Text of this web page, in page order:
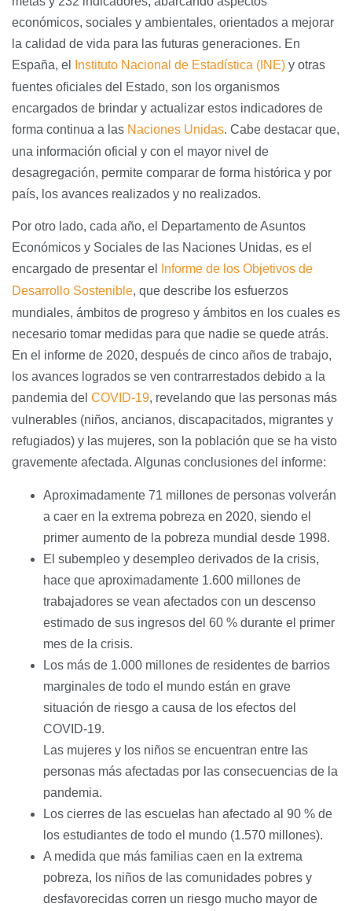
económicos, sociales y ambientales, orientados a mejorar
la calidad de vida para las futuras generaciones. En
España, el
Instituto Nacional de Estadística (INE) y otras
fuentes oficiales del Estado, son los organismos
encargados de brindar y actualizar estos indicadores de
forma continua a las Naciones Unidas. Cabe destacar que,
una información oficial y con el mayor nivel de
desagregación, permite comparar de forma histórica y por
país, los avances realizados y no realizados.
Por otro lado, cada año, el Departamento de Asuntos
Económicos y Sociales de las Naciones Unidas, es el
encargado de presentar el
Informe de los Objetivos de
Desarrollo Sostenible, que describe los esfuerzos
mundiales, ámbitos de progreso y ámbitos en los cuales es
necesario tomar medidas para que nadie se quede atrás.
En el informe de 2020, después de cinco años de trabajo,
los avances logrados se ven contrarrestados debido a la
pandemia del COVID-19, revelando que las personas más
vulnerables (niños, ancianos, discapacitados, migrantes y
refugiados) y las mujeres, son la población que se ha visto
gravemente afectada. Algunas conclusiones del informe:
Aproximadamente 71 millones de personas volverán
a caer en la extrema pobreza en 2020, siendo el
primer aumento de la pobreza mundial desde 1998.
El subempleo y desempleo derivados de la crisis,
hace que aproximadamente 1.600 millones de
trabajadores se vean afectados con un descenso
estimado de sus ingresos del 60 % durante el primer
mes de la crisis.
Los más de 1.000 millones de residentes de barrios
marginales de todo el mundo están en grave
situación de riesgo a causa de los efectos del
COVID-19.
Las mujeres y los niños se encuentran entre las
personas más afectadas por las consecuencias de la
pandemia.
Los cierres de las escuelas han afectado al 90 % de
los estudiantes de todo el mundo (1.570 millones).
A medida que más familias caen en la extrema
pobreza, los niños de las comunidades pobres y
desfavorecidas corren un riesgo mucho mayor de